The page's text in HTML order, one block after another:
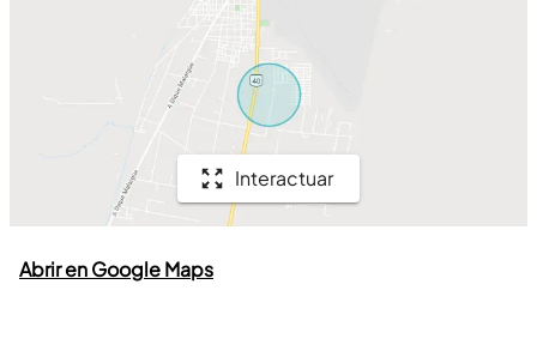
Interactuar
Abrir en Google Maps